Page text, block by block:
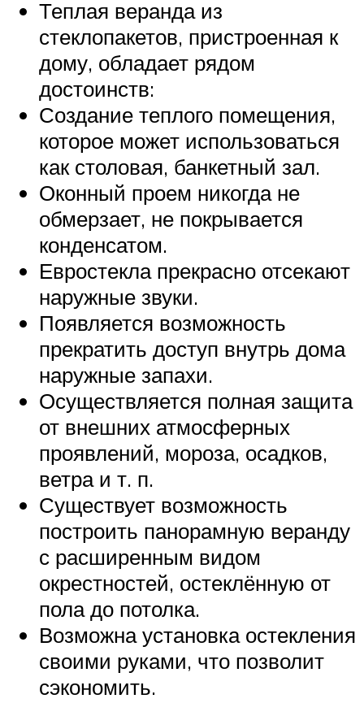
Теплая веранда из
стеклопакетов, пристроенная к
дому, обладает рядом
достоинств:
Создание теплого помещения,
которое может использоваться
как столовая, банкетный зал.
Оконный проем никогда не
обмерзает, не покрывается
конденсатом.
Евростекла прекрасно отсекают
наружные звуки.
Появляется возможность
прекратить доступ внутрь дома
наружные запахи.
Осуществляется полная защита
от внешних атмосферных
проявлений, мороза, осадков,
ветра и т. п.
Существует возможность
построить панорамную веранду
с расширенным видом
окрестностей, остеклённую от
пола до потолка.
Возможна установка остекления
своими руками, что позволит
сэкономить.